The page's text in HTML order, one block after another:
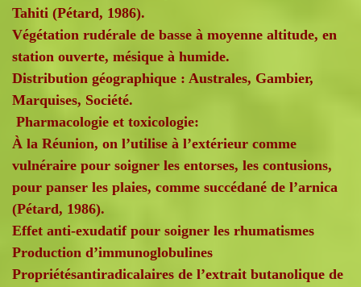
Tahiti (Pétard, 1986).
Végétation rudérale de basse à moyenne altitude, en
station ouverte, mésique à humide.
Distribution géographique : Australes, Gambier,
Marquises, Société.
Pharmacologie et toxicologie:
À la Réunion, on l’utilise à l’extérieur comme
vulnéraire pour soigner les entorses, les contusions,
pour panser les plaies, comme succédané de l’arnica
(Pétard, 1986).
Effet anti-exudatif pour soigner les rhumatismes
Production d’immunoglobulines
Propriétésantiradicalaires de l’extrait butanolique de